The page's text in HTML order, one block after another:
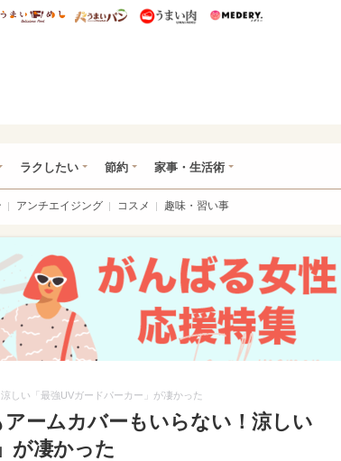
研 ディズニー特集
mimot. うまいめし うまいパン うまい肉
ラクしたい 節約 家事・生活術
アンチエイジング コスメ 趣味・習い事
しい「最強UVガードパーカー」が凄かった
アームカバーもいらない！涼しい
が凄かった